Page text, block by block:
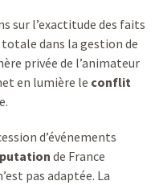
sur l’exactitude des faits
dans la gestion de
privée de l’animateur
en lumière le conflit
d’événements
de France
pas adaptée. La